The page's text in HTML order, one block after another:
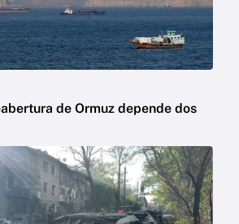
de Ormuz depende dos